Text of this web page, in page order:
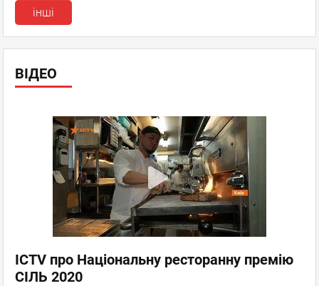
інші
ВІДЕО
ICTV про Національну ресторанну премію
СІЛЬ 2020